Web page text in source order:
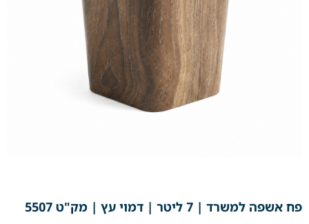
פח אשפה למשרד | 7 ליטר | דמוי עץ | מק"ט 5507